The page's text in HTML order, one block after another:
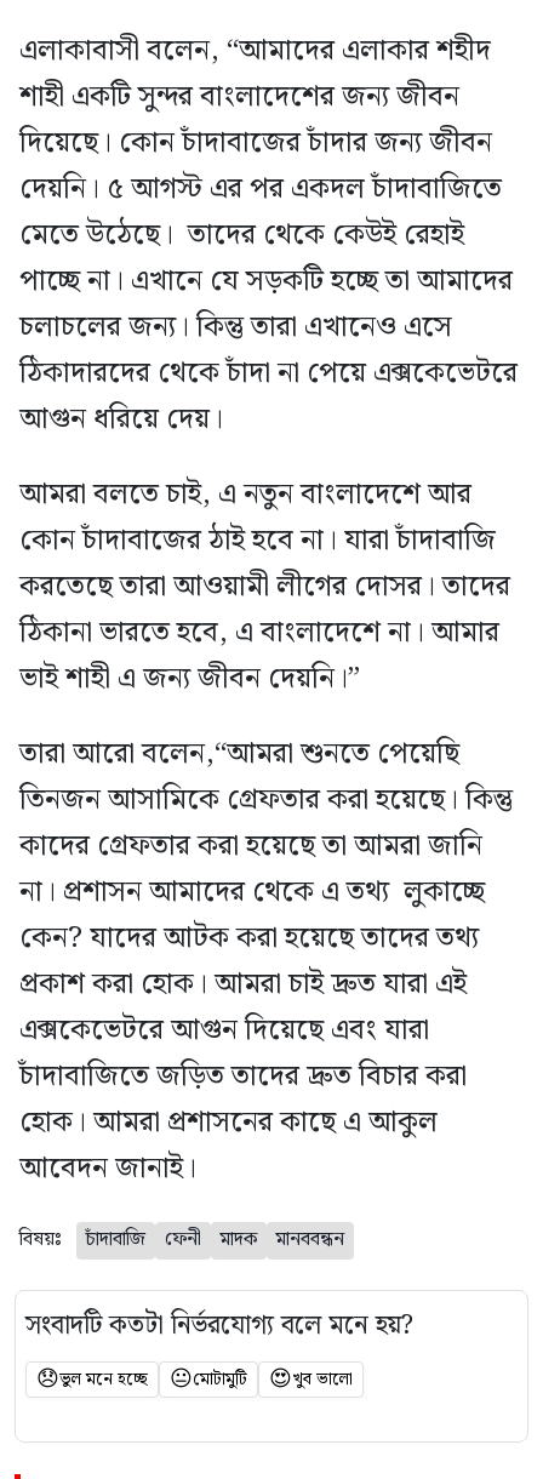
এলাকাবাসী বলেন, “আমাদের এলাকার শহীদ
শাহী একটি সুন্দর বাংলাদেশের জন্য জীবন
দিয়েছে। কোন চাঁদাবাজের চাঁদার জন্য জীবন
দেয়নি। ৫ আগস্ট এর পর একদল চাঁদাবাজিতে
মেতে উঠেছে। তাদের থেকে কেউই রেহাই
পাচ্ছে না। এখানে যে সড়কটি হচ্ছে তা আমাদের
চলাচলের জন্য। কিন্তু তারা এখানেও এসে
ঠিকাদারদের থেকে চাঁদা না পেয়ে এক্সকেভেটরে
আগুন ধরিয়ে দেয়।
আমরা বলতে চাই, এ নতুন বাংলাদেশে আর
কোন চাঁদাবাজের ঠাই হবে না। যারা চাঁদাবাজি
করতেছে তারা আওয়ামী লীগের দোসর। তাদের
ঠিকানা ভারতে হবে, এ বাংলাদেশে না। আমার
ভাই শাহী এ জন্য জীবন দেয়নি।”
তারা আরো বলেন,“আমরা শুনতে পেয়েছি
তিনজন আসামিকে গ্রেফতার করা হয়েছে। কিন্তু
কাদের গ্রেফতার করা হয়েছে তা আমরা জানি
না। প্রশাসন আমাদের থেকে এ তথ্য লুকাচ্ছে
কেন? যাদের আটক করা হয়েছে তাদের তথ্য
প্রকাশ করা হোক। আমরা চাই দ্রুত যারা এই
এক্সকেভেটরে আগুন দিয়েছে এবং যারা
চাঁদাবাজিতে জড়িত তাদের দ্রুত বিচার করা
হোক। আমরা প্রশাসনের কাছে এ আকুল
আবেদন জানাই।
বিষয়ঃ চাঁদাবাজি ফেনী মাদক মানববন্ধন
সংবাদটি কতটা নির্ভরযোগ্য বলে মনে হয়?
😞ভুল মনে হচ্ছে 😐মোটামুটি 😍খুব ভালো